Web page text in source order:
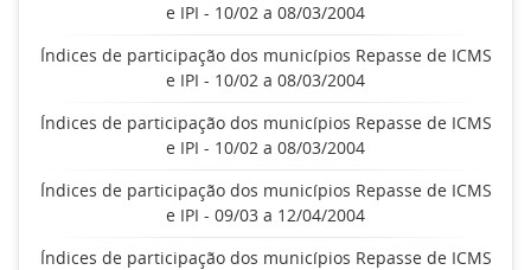
e IPI - 10/02 a 08/03/2004
Índices de participação dos municípios Repasse de ICMS
e IPI - 10/02 a 08/03/2004
Índices de participação dos municípios Repasse de ICMS
e IPI - 10/02 a 08/03/2004
Índices de participação dos municípios Repasse de ICMS
e IPI - 09/03 a 12/04/2004
Índices de participação dos municípios Repasse de ICMS